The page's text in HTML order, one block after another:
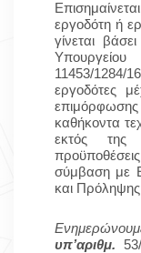
εργοδότη ή
γίνεται
11453/
εργοδότες
καθήκοντα
εκτός της
σύμβαση με
και
υπ’αριθμ.